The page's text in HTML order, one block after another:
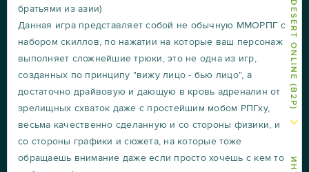
братьями из азии)
Данная игра представляет собой не обычную ММОРПГ с
набором скиллов, по нажатии на которые ваш персонаж
выполняет сложнейшие трюки, это не одна из игр,
созданных по принципу "вижу лицо - бью лицо", а
достаточно драйвовую и дающую в кровь адреналин от
зрелищных схваток даже с простейшим мобом РПГху,
весьма качественно сделанную и со стороны физики, и
со стороны графики и сюжета, на которые тоже
обращаешь внимание даже если просто хочешь с кем то